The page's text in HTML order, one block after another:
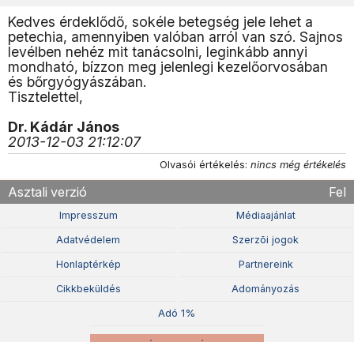
Kedves érdeklődő, sokéle betegség jele lehet a
petechia, amennyiben valóban arról van szó. Sajnos
levélben nehéz mit tanácsolni, leginkább annyi
mondható, bízzon meg jelenlegi kezelőorvosában
és bőrgyógyászában.
Tisztelettel,
Dr. Kádár János
2013-12-03 21:12:07
Olvasói értékelés: nincs még értékelés
Asztali verzió Fel
Impresszum Médiaajánlat
Adatvédelem Szerzõi jogok
Honlaptérkép Partnereink
Cikkbeküldés Adományozás
Adó 1%